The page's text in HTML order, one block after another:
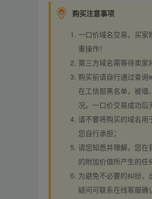
购买注意事项
一口价域名交易，买家
重操作！
第三方域名需等待卖家
购买前请自行通过查
在工信部黑名单，被
况。一口价交易成功后
请不要将购买的域名用
您自行承担；
请您知悉并理解，您在
的附加价值所产生的任
为避免不必要的纠纷，
疑问可联系在线客服确